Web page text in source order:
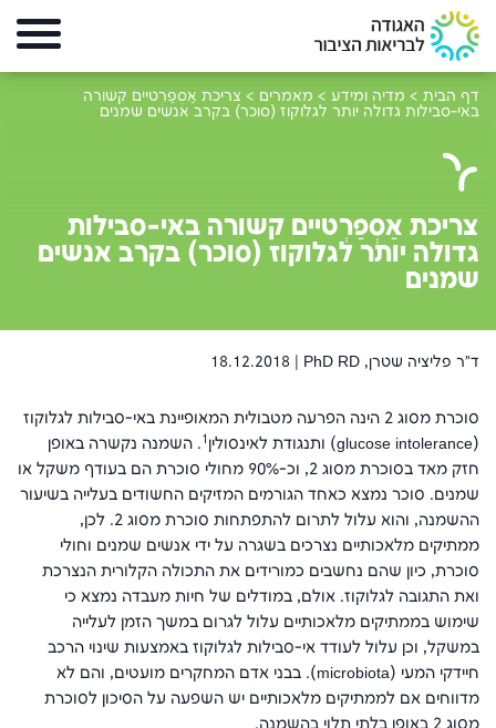
דף הבית > מדיה ומידע > מאמרים > צריכת אַסְפַּרְטיים קשורה
באי-סבילות גדולה יותר לגלוקוז (סוכר) בקרב אנשים שמנים
צריכת אַסְפַּרְטיים קשורה באי-סבילות
גדולה יותר לגלוקוז (סוכר) בקרב אנשים
שמנים
ד"ר פליציה שטרן, PhD RD | 18.12.2018
סוכרת מסוג 2 הינה הפרעה מטבולית המאופיינת באי-סבילות לגלוקוז
(
glucose intolerance) ותנגודת לאינסולין 1. השמנה נקשרה באופן
חזק מאד בסוכרת מסוג 2, וכ-90% מחולי סוכרת הם בעודף משקל או
שמנים. סוכר נמצא כאחד הגורמים המזיקים החשודים בעלייה בשיעור
ההשמנה, והוא עלול לתרום להתפתחות סוכרת מסוג 2. לכן,
ממתיקים מלאכותיים נצרכים בשגרה על ידי אנשים שמנים וחולי
סוכרת, כיון שהם נחשבים כמורידים את התכולה הקלורית הנצרכת
ואת התגובה לגלוקוז. אולם, במודלים של חיות מעבדה נמצא כי
שימוש בממתיקים מלאכותיים עלול לגרום במשך הזמן לעלייה
במשקל, וכן עלול לעודד אי-סבילות לגלוקוז באמצעות שינוי הרכב
חיידקי המעי (microbiota). בבני אדם המחקרים מועטים, והם לא
מדווחים אם לממתיקים מלאכותיים יש השפעה על הסיכון לסוכרת